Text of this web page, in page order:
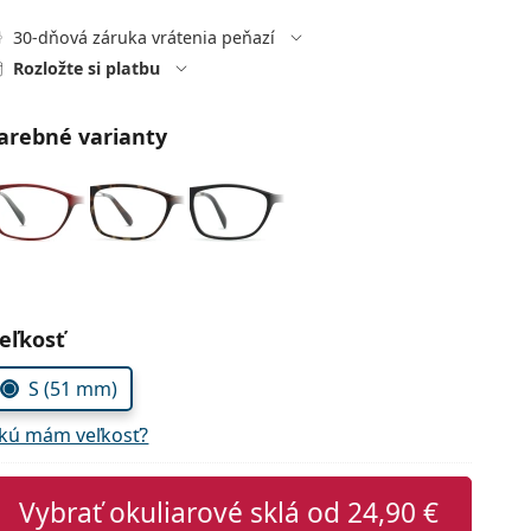
30-dňová záruka vrátenia peňazí
Rozložte si platbu
varianty
parametre
S (51 mm)
mám veľkosť?
Vybrať okuliarové sklá od 24,90 €